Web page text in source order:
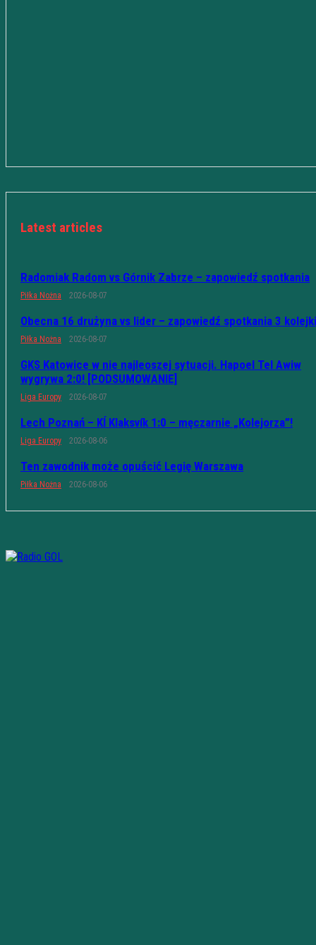
Latest articles
Radomiak Radom vs Górnik Zabrze – zapowiedź spotkania
Piłka Nożna 2026-08-07
Obecna 16 drużyna vs lider – zapowiedź spotkania 3 kolejki
Piłka Nożna 2026-08-07
GKS Katowice w nie najleoszej sytuacji. Hapoel Tel Awiw
wygrywa 2:0! [PODSUMOWANIE]
Liga Europy 2026-08-07
Lech Poznań – KÍ Klaksvík 1:0 – męczarnie „Kolejorza”!
Liga Europy 2026-08-06
Ten zawodnik może opuścić Legię Warszawa
Piłka Nożna 2026-08-06